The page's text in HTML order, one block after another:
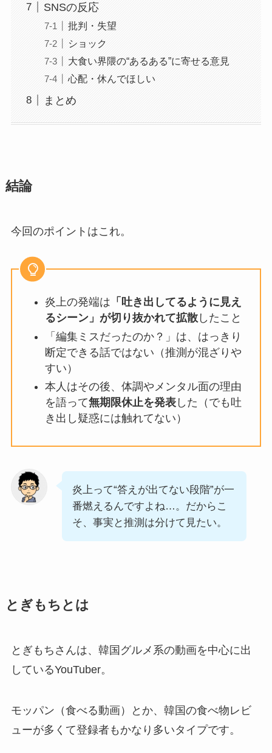
SNSの反応
批判・失望
ショック
大食い界隈の“あるある”に寄せる意見
心配・休んでほしい
まとめ
結論
今回のポイントはこれ。
炎上の発端は 「吐き出してるように見え
るシーン」が切り抜かれて拡散したこと
「編集ミスだったのか？」は、はっきり
断定できる話ではない（推測が混ざりや
すい）
本人はその後、体調やメンタル面の理由
を語って無期限休止を発表した（でも吐
き出し疑惑には触れてない）
炎上って“答えが出てない段階”が一
番燃えるんですよね…。だからこ
そ、事実と推測は分けて見たい。
とぎもちとは
とぎもちさんは、韓国グルメ系の動画を中心に出
しているYouTuber。
モッパン（食べる動画）とか、韓国の食べ物レビ
ューが多くて登録者もかなり多いタイプです。